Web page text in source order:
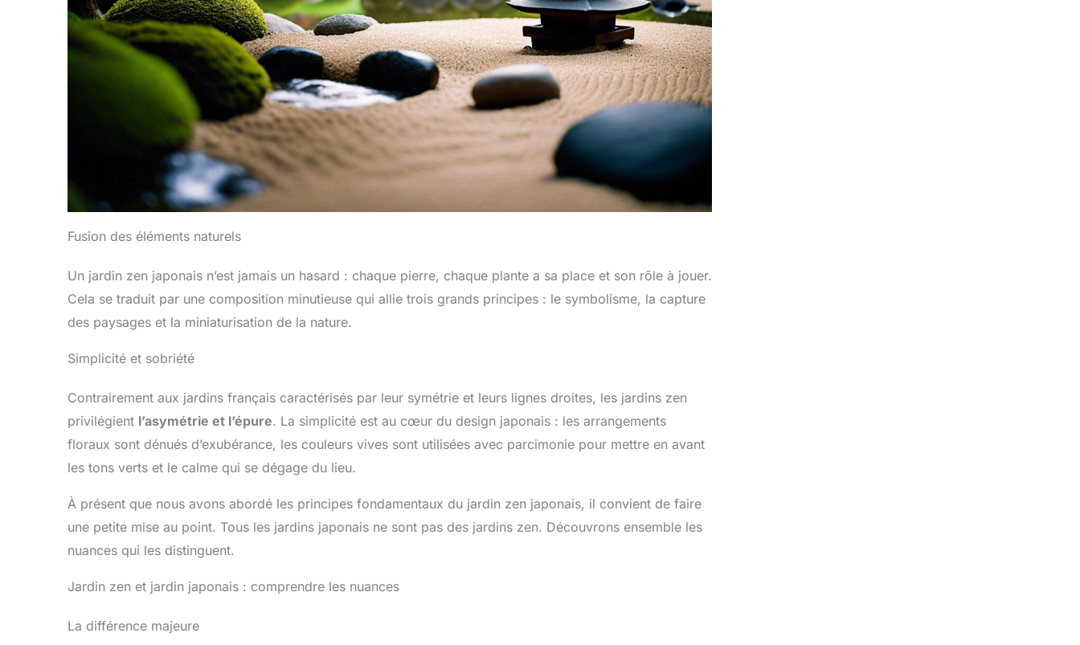
Fusion des éléments naturels
Un jardin zen japonais n’est jamais un hasard : chaque pierre, chaque plante a sa place et son rôle à jouer.
Cela se traduit par une composition minutieuse qui allie trois grands principes : le symbolisme, la capture
des paysages et la miniaturisation de la nature.
Simplicité et sobriété
Contrairement aux jardins français caractérisés par leur symétrie et leurs lignes droites, les jardins zen
privilégient l’asymétrie et l’épure. La simplicité est au cœur du design japonais : les arrangements
floraux sont dénués d’exubérance, les couleurs vives sont utilisées avec parcimonie pour mettre en avant
les tons verts et le calme qui se dégage du lieu.
À présent que nous avons abordé les principes fondamentaux du jardin zen japonais, il convient de faire
une petite mise au point. Tous les jardins japonais ne sont pas des jardins zen. Découvrons ensemble les
nuances qui les distinguent.
Jardin zen et jardin japonais : comprendre les nuances
La différence majeure